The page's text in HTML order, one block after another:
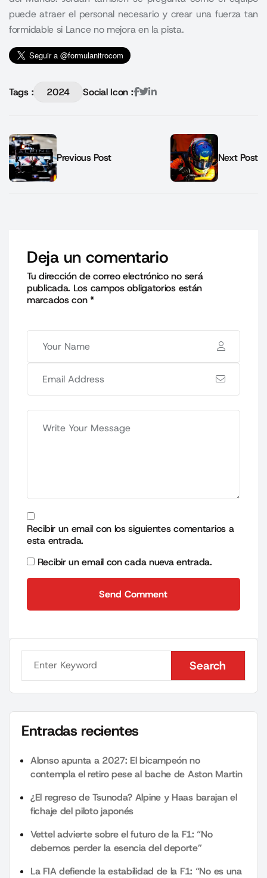
puede atraer el personal necesario y crear una fuerza tan
formidable si Lance no mejora en la pista.
Tags : 2024 Social Icon :
Previous Post Next Post
Deja un comentario
Tu dirección de correo electrónico no será
publicada. Los campos obligatorios están
marcados con*
Recibir un email con los siguientes comentarios a
esta entrada.
Recibir un email con cada nueva entrada.
Send Comment
Search
Search
Entradas recientes
Alonso apunta a 2027: El bicampeón no
contempla el retiro pese al bache de Aston Martin
¿El regreso de Tsunoda? Alpine y Haas barajan el
fichaje del piloto japonés
Vettel advierte sobre el futuro de la F1: “No
debemos perder la esencia del deporte”
La FIA defiende la estabilidad de la F1: “No es una